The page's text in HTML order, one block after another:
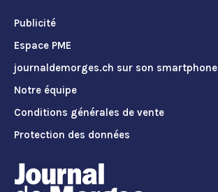
Publicité
Espace PME
journaldemorges.ch sur son smartphone
Notre équipe
Conditions générales de vente
Protection des données